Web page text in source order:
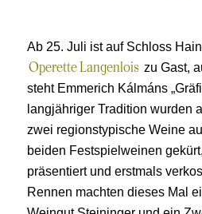
Ab 25. Juli ist auf Schloss
Operette Langenlois zu Gast,
steht Emmerich Kálmáns
langjähriger Tradition wurden
zwei regionstypische Weine
beiden Festspielweinen
präsentiert und erstmals
Rennen machten dieses Mal